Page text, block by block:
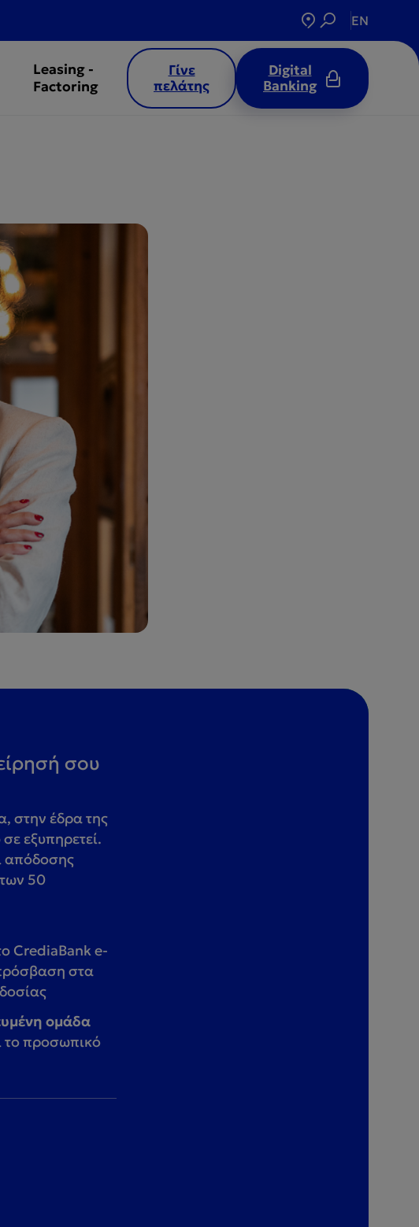
EN
Leasing -
Factoring
Γίνε
πελάτης
Digital
Banking
σου
στην έδρα της
εξυπηρετεί.
απόδοσης
50
CrediaBank e-
στα
ομάδα
το προσωπικό